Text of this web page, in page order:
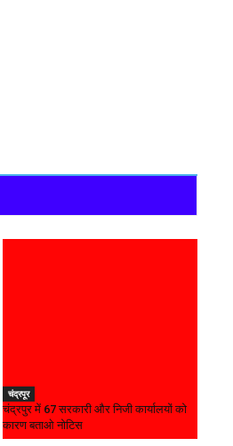
चंद्रपूर
चंद्रपुर में 67 सरकारी और निजी कार्यालयों को
कारण बताओ नोटिस